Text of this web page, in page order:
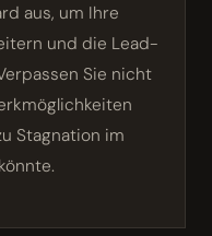
aus, um Ihre
und die Lead-
Sie nicht
Stagnation im